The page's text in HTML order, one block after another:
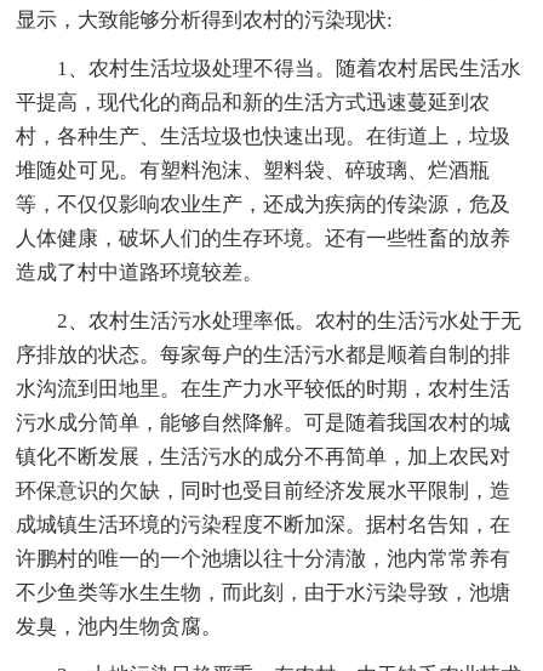
显示，大致能够分析得到农村的污染现状:
1、农村生活垃圾处理不得当。随着农村居民生活水
平提高，现代化的商品和新的生活方式迅速蔓延到农
村，各种生产、生活垃圾也快速出现。在街道上，垃圾
堆随处可见。有塑料泡沫、塑料袋、碎玻璃、烂酒瓶
等，不仅仅影响农业生产，还成为疾病的传染源，危及
人体健康，破坏人们的生存环境。还有一些牲畜的放养
造成了村中道路环境较差。
2、农村生活污水处理率低。农村的生活污水处于无
序排放的状态。每家每户的生活污水都是顺着自制的排
水沟流到田地里。在生产力水平较低的时期，农村生活
污水成分简单，能够自然降解。可是随着我国农村的城
镇化不断发展，生活污水的成分不再简单，加上农民对
环保意识的欠缺，同时也受目前经济发展水平限制，造
成城镇生活环境的污染程度不断加深。据村名告知，在
许鹏村的唯一的一个池塘以往十分清澈，池内常常养有
不少鱼类等水生生物，而此刻，由于水污染导致，池塘
发臭，池内生物贪腐。